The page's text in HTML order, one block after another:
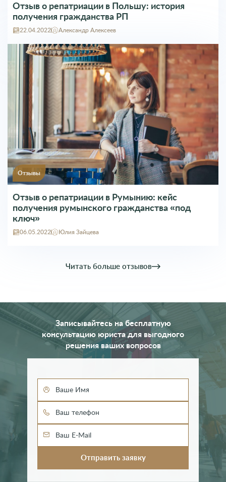
Отзыв о репатриации в Польшу: история
получения гражданства РП
22.04.2022 Александр Алексеев
Отзывы
Отзыв о репатриации в Румынию: кейс
получения румынского гражданства «под
ключ»
06.05.2022 Юлия Зайцева
Читать больше отзывов
Записывайтесь на бесплатную
консультацию юриста для выгодного
решения ваших вопросов